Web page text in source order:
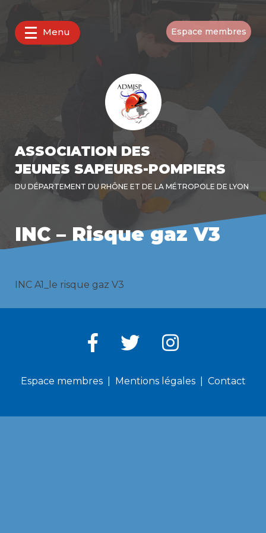
Menu Espace membres
ASSOCIATION DES
JEUNES SAPEURS-POMPIERS
DU DÉPARTEMENT DU RHÔNE ET DE LA MÉTROPOLE DE LYON
INC – Risque gaz V3
INC A1_le risque gaz V3
Espace membres Mentions légales Contact